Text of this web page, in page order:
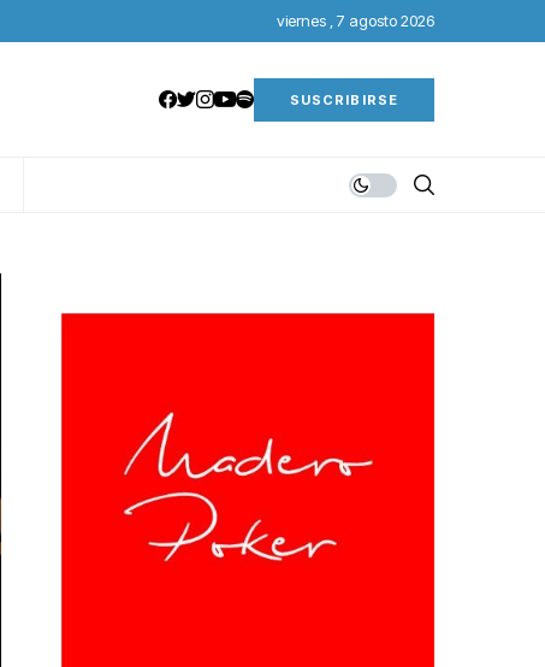
viernes , 7 agosto 2026
SUSCRIBIRSE